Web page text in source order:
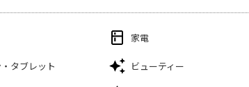
家電
タブレット ビューティー